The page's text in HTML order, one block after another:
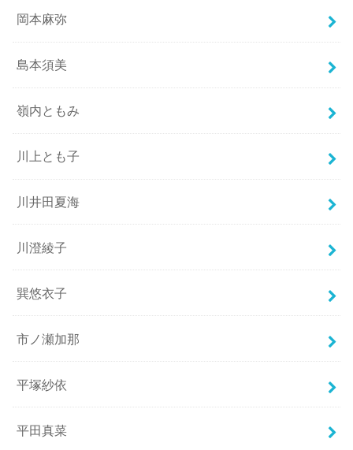
岡本麻弥
島本須美
嶺内ともみ
川上とも子
川井田夏海
川澄綾子
巽悠衣子
市ノ瀬加那
平塚紗依
平田真菜